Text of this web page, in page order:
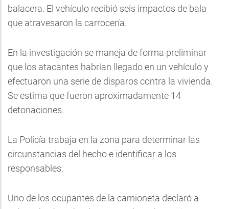
balacera. El vehículo recibió seis impactos de bala
que atravesaron la carrocería.
En la investigación se maneja de forma preliminar
que los atacantes habrían llegado en un vehículo y
efectuaron una serie de disparos contra la vivienda.
Se estima que fueron aproximadamente 14
detonaciones.
La Policía trabaja en la zona para determinar las
circunstancias del hecho e identificar a los
responsables.
Uno de los ocupantes de la camioneta declaró a